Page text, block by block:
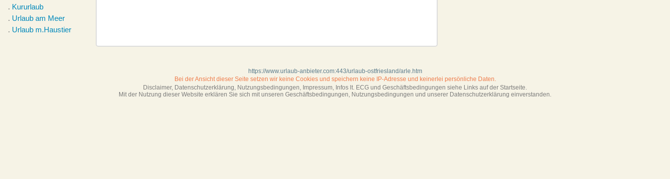
. Kururlaub
. Urlaub am Meer
. Urlaub m.Haustier
https://www.urlaub-anbieter.com:443/urlaub-ostfriesland/arle.htm
Bei der Ansicht dieser Seite setzen wir keine Cookies und speichern keine IP-Adresse und keinerlei persönliche Daten.
Disclaimer, Datenschutzerklärung, Nutzungsbedingungen, Impressum, Infos lt. ECG und Geschäftsbedingungen siehe Links auf der Startseite.
Mit der Nutzung dieser Website erklären Sie sich mit unseren Geschäftsbedin­gungen, Nutzungsbedingungen und unserer Datenschutzerklärung einverstanden.